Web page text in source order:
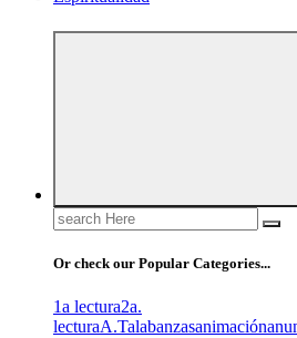
Search
for:
Or check our Popular Categories...
1a lectura2a.
lecturaA.Talabanzasanimación